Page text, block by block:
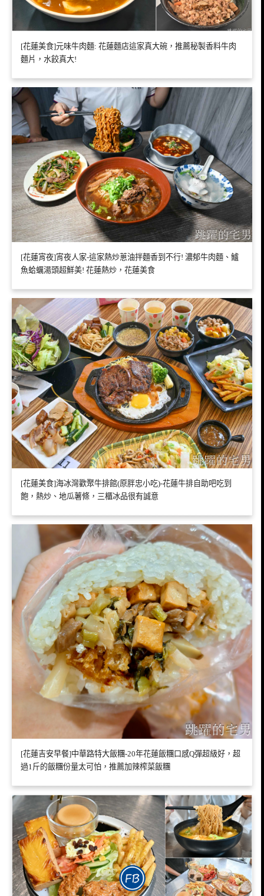
[花蓮美食]元味牛肉麵: 花蓮麵店這家真大碗，推薦秘製香料牛肉
麵片，水餃真大!
[花蓮宵夜]宵夜人家-這家熱炒蔥油拌麵香到不行! 濃郁牛肉麵、鱸
魚蛤蠣湯頭超鮮美! 花蓮熱炒，花蓮美食
[花蓮美食]海冰灣歡聚牛排館(原胖忠小吃)-花蓮牛排自助吧吃到
飽，熱炒、地瓜薯條，三櫃冰品很有誠意
[花蓮吉安早餐]中華路特大飯糰-20年花蓮飯糰口感Q彈超級好，超
過1斤的飯糰份量太可怕，推薦加辣榨菜飯糰